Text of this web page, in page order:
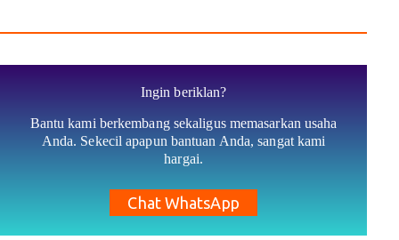
Ingin beriklan?
Bantu kami berkembang sekaligus memasarkan usaha
Anda. Sekecil apapun bantuan Anda, sangat kami
hargai.
Chat WhatsApp